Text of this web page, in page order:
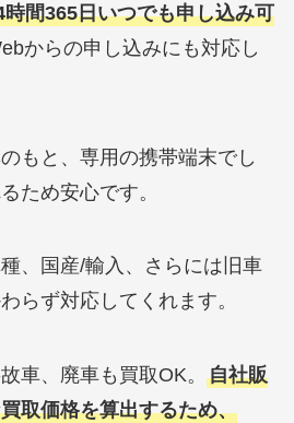
間365日いつでも申し込み可
からの申し込みにも対応し
もと、専用の携帯端末でし
ため安心です。
、国産/輸入、さらには旧車
らず対応してくれます。
車、廃車も買取OK。 自社販
取価格を算出するため、